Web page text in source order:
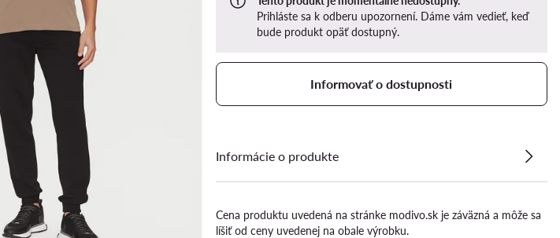
Prihláste sa k odberu upozornení. Dáme vám vedieť, keď
bude produkt opäť dostupný.
Informovať o dostupnosti
Informácie o produkte
Cena produktu uvedená na stránke modivo.sk je záväzná a môže sa
líšiť od ceny uvedenej na obale výrobku.